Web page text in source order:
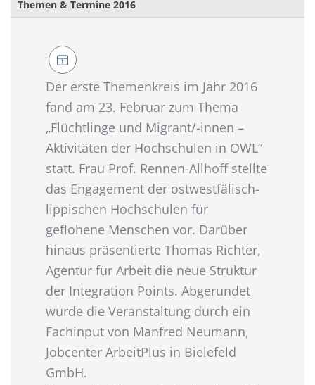
Themen & Termine 2016
Der erste Themenkreis im Jahr 2016
fand am 23. Februar zum Thema
„Flüchtlinge und Migrant/-innen –
Aktivitäten der Hochschulen in OWL“
statt. Frau Prof. Rennen-Allhoff stellte
das Engagement der ostwestfälisch-
lippischen Hochschulen für
geflohene Menschen vor. Darüber
hinaus präsentierte Thomas Richter,
Agentur für Arbeit die neue Struktur
der Integration Points. Abgerundet
wurde die Veranstaltung durch ein
Fachinput von Manfred Neumann,
Jobcenter ArbeitPlus in Bielefeld
GmbH.